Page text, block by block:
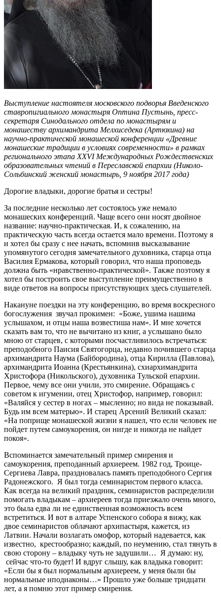
Выступление настоятеля московского подворья Введенского
ставропигиального монастыря Оптина Пустынь, пресс-
секретаря Синодального отдела по монастырям и
монашеству архимандрита Мелхиседека (Артюхина) на
научно-практической монашеской конференции «Древние
монашеские традиции в условиях современности» в рамках
регионального этапа XXVI Международных Рождественских
образовательных чтений в Переславской епархии (Николо-
Сольбинский женский монастырь, 9 ноября 2017 года)
Дорогие владыки, дорогие братья и сестры!
За последние несколько лет состоялось уже немало
монашеских конференций. Чаще всего они носят двойное
название: научно-практическая. И, к сожалению, на
практическую часть всегда остается мало времени. Поэтому я
и хотел бы сразу с нее начать, вспомнив высказывание
упомянутого сегодня замечательного духовника, старца отца
Василия Ермакова, который говорил, что наша проповедь
должна быть «нравственно-практической». Также поэтому я
хотел бы построить свое выступление преимущественно в
виде ответов на вопросы присутствующих здесь слушателей.
Накануне поездки на эту конференцию, во время воскресного
богослужения звучал прокимен: «Боже, ушима нашима
услышахом, и отцы наша возвестиша нам». И мне хочется
сказать вам то, что не вычитано из книг, а услышано было
мною от старцев, с которыми посчастливилось встречаться:
преподобного Паисия Святогорца, недавно почившего старца
архимандрита Наума (Байбородина), отца Кирилла (Павлова),
архимандрита Иоанна (Крестьянкина), схиархимандрита
Христофора (Никольского), духовника Тульской епархии.
Первое, чему все они учили, это смирение. Обращаясь с
советом к игумении, отец Христофор, например, говорил:
«Валяйся у сестер в ногах – мысленно; но вида не показывай.
Будь им всем матерью». И старец Арсений Великий сказал:
«На поприще монашеской жизни я нашел, что если человек не
пойдет путем самоукорения, он нигде и никогда не найдет
покоя».
Вспоминается замечательный пример смирения и
самоукорения, преподанный архиереем. 1982 год, Троице-
Сергиева Лавра, праздновалась память преподобного Сергия
Радонежского. Я был тогда семинаристом первого класса.
Как всегда на великий праздник, семинаристов распределили
помогать владыкам – архиереев тогда приезжало очень много,
это была едва ли не единственная возможность всем
встретиться. И вот в алтаре Успенского собора я вижу, как
двое семинаристов облачают архипастыря, кажется, из
Латвии. Начали возлагать омофор, который надевается, как
известно, крестообразно; каждый, по неумению, стал тянуть в
свою сторону – владыку чуть не задушили… Я думаю: ну,
сейчас что-то будет! И вдруг слышу, как владыка говорит:
«Если бы я был нормальным архиереем, у меня были бы
нормальные иподиаконы…» Прошло уже больше тридцати
лет, а я помню этот пример смирения.